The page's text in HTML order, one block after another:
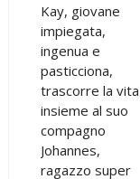
Kay, giovane
impiegata,
ingenua e
pasticciona,
trascorre la vita
insieme al suo
compagno
Johannes,
ragazzo super